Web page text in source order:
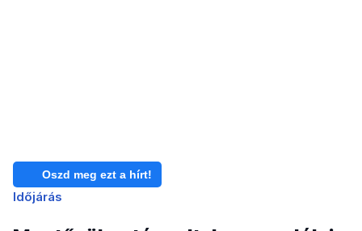
Oszd meg ezt a hírt!
Időjárás